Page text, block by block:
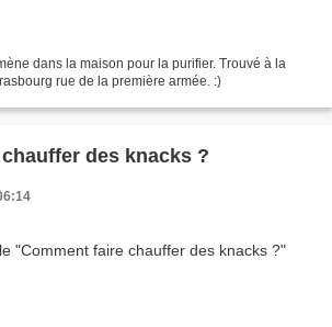
dans la maison pour la purifier. Trouvé à la
rue de la première armée. :)
des knacks ?